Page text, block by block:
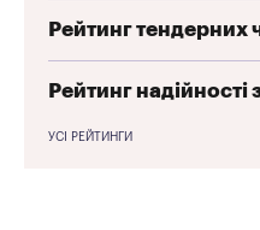
Рейтинг тендерних
Рейтинг надійності
УСІ РЕЙТИНГИ